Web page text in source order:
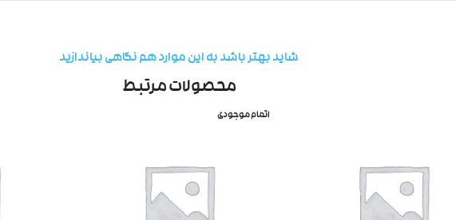
شاید بهتر باشد به این موارد هم نگاهی بیاندازید
محصولات مرتبط
اتمام موجودی